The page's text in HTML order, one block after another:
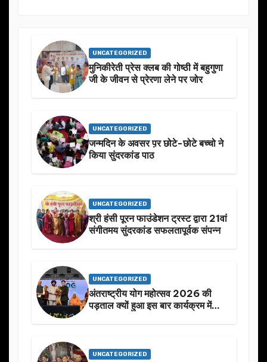
UNCATEGORIZED
मुनिकीरेती प्रेस क्लब की गोष्ठी में बहुगुणा
जी के जीवन से प्रेरणा लेने पर जोर
UNCATEGORIZED
जन्मदिन के अवसर प़र छोटे-छोटे बच्चो ने
किया सुंदरकांड पाठ
UNCATEGORIZED
श्री हंसी पूरन फाउंडेशन ट्रस्ट द्वारा 21वां
संगीतमय सुंदरकांड सफलतापूर्वक संपन्न
UNCATEGORIZED
अंतराष्ट्रीय योग महोत्सव 2026 की
पड़ताल क्यों हुआ इस बार कार्यक्रम में
UNCATEGORIZED